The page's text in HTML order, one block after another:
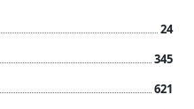
24
345
621